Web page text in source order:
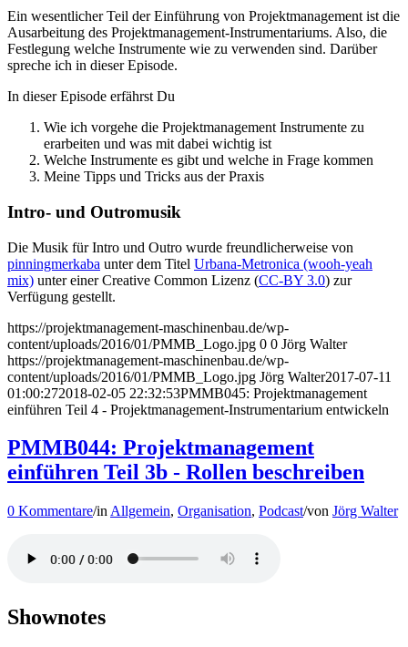
Ein wesentlicher Teil der Einführung von Projektmanagement ist die
Ausarbeitung des Projektmanagement-Instrumentariums. Also, die
Festlegung welche Instrumente wie zu verwenden sind. Darüber
spreche ich in dieser Episode.
In dieser Episode erfährst Du
Wie ich vorgehe die Projektmanagement Instrumente zu
erarbeiten und was mit dabei wichtig ist
Welche Instrumente es gibt und welche in Frage kommen
Meine Tipps und Tricks aus der Praxis
Intro- und Outromusik
Die Musik für Intro und Outro wurde freundlicherweise von
pinningmerkaba unter dem Titel Urbana-Metronica (wooh-yeah
mix) unter einer Creative Common Lizenz (CC-BY 3.0) zur
Verfügung gestellt.
https://projektmanagement-maschinenbau.de/wp-
content/uploads/2016/01/PMMB_Logo.jpg 0 0 Jörg Walter
https://projektmanagement-maschinenbau.de/wp-
content/uploads/2016/01/PMMB_Logo.jpg Jörg Walter2017-07-11
01:00:272018-02-05 22:32:53PMMB045: Projektmanagement
einführen Teil 4 - Projektmanagement-Instrumentarium entwickeln
PMMB044: Projektmanagement
einführen Teil 3b - Rollen beschreiben
0 Kommentare/in Allgemein, Organisation, Podcast/von Jörg Walter
Shownotes